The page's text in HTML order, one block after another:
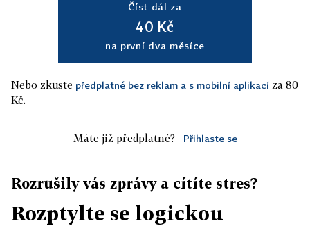
Číst dál za
40 Kč
na první dva měsíce
Nebo zkuste předplatné bez reklam a s mobilní aplikací za 80
Kč.
Máte již předplatné? Přihlaste se
Rozrušily vás zprávy a cítíte stres?
Rozptylte se logickou